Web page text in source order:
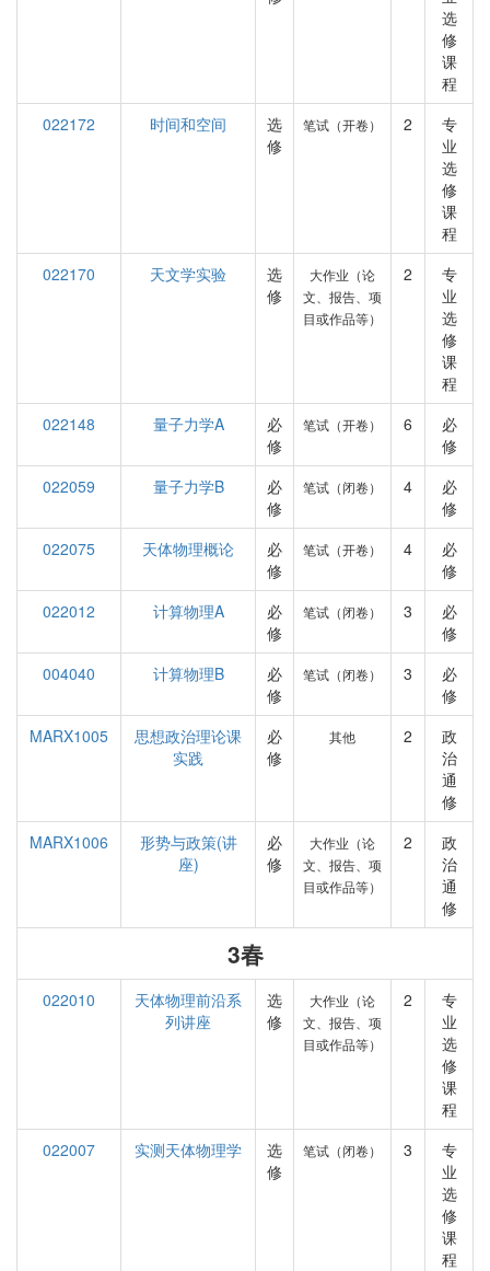
选
修
课
程
022172
时间和空间
选
修
笔试（开卷） 2
专
业
选
修
课
程
022170
天文学实验
选
修
大作业（论
文、报告、项
目或作品等）
2
专
业
选
修
课
程
022148
量子力学A
必
修
笔试（开卷） 6
必
修
022059
量子力学B
必
修
笔试（闭卷） 4
必
修
022075
天体物理概论
必
修
笔试（开卷） 4
必
修
022012
计算物理A
必
修
笔试（闭卷） 3
必
修
004040
计算物理B
必
修
笔试（闭卷） 3
必
修
MARX1005
思想政治理论课
实践
必
修
其他 2
政
治
通
修
MARX1006
形势与政策(讲
座)
必
修
大作业（论
文、报告、项
目或作品等）
2
政
治
通
修
3春
022010
天体物理前沿系
列讲座
选
修
大作业（论
文、报告、项
目或作品等）
2
专
业
选
修
课
程
022007
实测天体物理学
选
修
笔试（闭卷） 3
专
业
选
修
课
程